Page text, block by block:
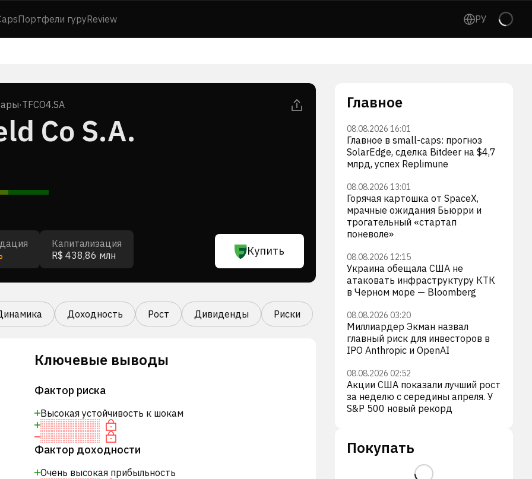
Портфели гуруReview РУ
·TFCO4.SA
Co S.A.
Капитализация
R$ 438,86 млн
Купить
Доходность Рост Дивиденды Риски
Ключевые выводы
Фактор риска
Высокая устойчивость к шокам
Фактор доходности
Очень высокая прибыльность
Главное
08.08.2026 16:01
Главное в small-caps: прогноз
SolarEdge, сделка Bitdeer на $4,7
млрд, успех Replimune
08.08.2026 13:01
Горячая картошка от SpaceX,
мрачные ожидания Бьюрри и
трогательный «стартап
поневоле»
08.08.2026 12:15
Украина обещала США не
атаковать инфраструктуру КТК
в Черном море — Bloomberg
08.08.2026 03:20
Миллиардер Экман назвал
главный риск для инвесторов в
IPO Anthropic и OpenAI
08.08.2026 02:52
Акции США показали лучший рост
за неделю с середины апреля. У
S&P 500 новый рекорд
Покупать